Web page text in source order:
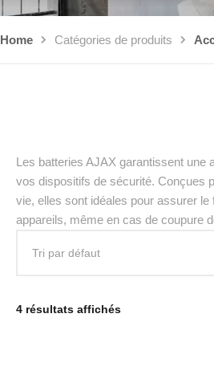
Home Catégories de produits
Les batteries AJAX garantissent une
vos dispositifs de sécurité. Conçues
vie, elles sont idéales pour assurer le
appareils, même en cas de coupure
4 résultats affichés